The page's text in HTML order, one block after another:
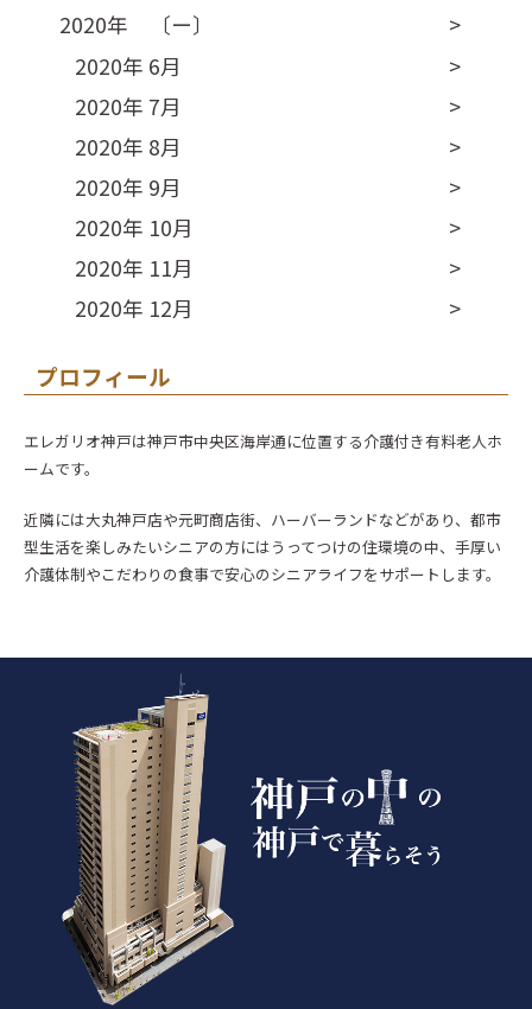
2020年 〔ー〕
2020年 6月
2020年 7月
2020年 8月
2020年 9月
2020年 10月
2020年 11月
2020年 12月
プロフィール
エレガリオ神戸は神戸市中央区海岸通に位置する介護付き有料老人ホ
ームです。
近隣には大丸神戸店や元町商店街、ハーバーランドなどがあり、都市
型生活を楽しみたいシニアの方にはうってつけの住環境の中、手厚い
介護体制やこだわりの食事で安心のシニアライフをサポートします。